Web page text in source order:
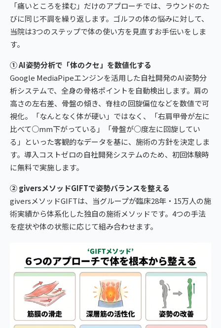
「痛いところを揉む」だけのアプローチでは、ラウンドのた
びに同じ不調を繰り返します。ゴルフの体の悩みに対して、
当院は3つのステップで体の使い方を見直すお手伝いをしま
す。
① AI姿勢分析で「体のクセ」を数値化する
Google MediaPipeエンジンを活用した自社開発のAI姿勢分
析システムで、全身の骨格ポイントを自動検出します。肩の
高さの左右差、骨盤の傾き、脊柱の回旋偏位などを数値で可
視化。「なんとなく体が硬い」ではなく、「右肩甲骨が左に
比べて○mm下がっている」「骨盤が○度左に回旋してい
る」といった客観的なデータを基に、施術の方針を決定しま
す。導入コストゼロの自社開発システムのため、初回体験時
に無料で実施します。
② giversメソッドGIFTで姿勢バランスを整える
giversメソッドGIFTは、当グループが臨床28年・15万人の施
術実績から体系化した独自の施術メソッドです。4つの手法
を症状や体の状態に応じて組み合わせます。